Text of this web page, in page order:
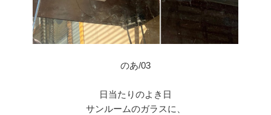
のあ/03
日当たりのよき日
サンルームのガラスに、